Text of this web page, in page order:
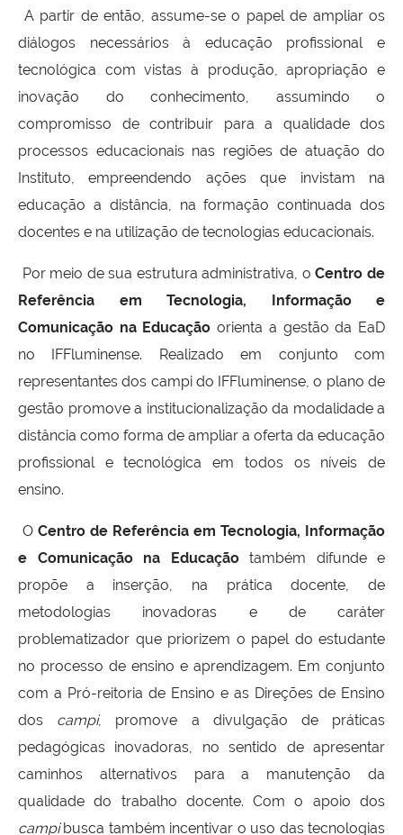
A partir de então, assume-se o papel de ampliar os
diálogos necessários à educação profissional e
tecnológica com vistas à produção, apropriação e
inovação do conhecimento, assumindo o
compromisso de contribuir para a qualidade dos
processos educacionais nas regiões de atuação do
Instituto, empreendendo ações que invistam na
educação a distância, na formação continuada dos
docentes e na utilização de tecnologias educacionais.
Por meio de sua estrutura administrativa, oCentro de
Referência em Tecnologia, Informação e
Comunicação na Educação orienta a gestão da EaD
no IFFluminense. Realizado em conjunto com
representantes dos campi do IFFluminense, o plano de
gestão promove a institucionalização da modalidade a
distância como forma de ampliar a oferta da educação
profissional e tecnológica em todos os níveis de
ensino.
O Centro de Referência em Tecnologia, Informação
e Comunicação na Educaçãotambém difunde e
propõe a inserção, na prática docente, de
metodologias inovadoras e de caráter
problematizador que priorizem o papel do estudante
no processo de ensino e aprendizagem. Em conjunto
com a Pró-reitoria de Ensino e as Direções de Ensino
dos campi, promove a divulgação de práticas
pedagógicas inovadoras, no sentido de apresentar
caminhos alternativos para a manutenção da
qualidade do trabalho docente. Com o apoio dos
campibusca também incentivar o uso das tecnologias